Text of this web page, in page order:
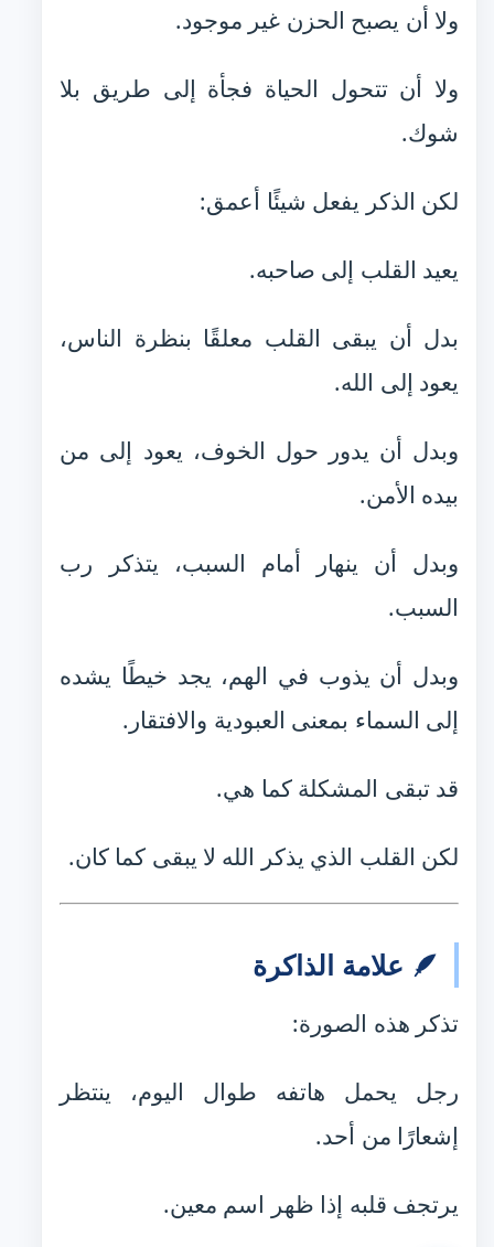
ولا أن يصبح الحزن غير موجود.
ولا أن تتحول الحياة فجأة إلى طريق بلا
شوك.
لكن الذكر يفعل شيئًا أعمق:
يعيد القلب إلى صاحبه.
بدل أن يبقى القلب معلقًا بنظرة الناس،
يعود إلى الله.
وبدل أن يدور حول الخوف، يعود إلى من
بيده الأمن.
وبدل أن ينهار أمام السبب، يتذكر رب
السبب.
وبدل أن يذوب في الهم، يجد خيطًا يشده
إلى السماء بمعنى العبودية والافتقار.
قد تبقى المشكلة كما هي.
لكن القلب الذي يذكر الله لا يبقى كما كان.
🪶 علامة الذاكرة
تذكر هذه الصورة:
رجل يحمل هاتفه طوال اليوم، ينتظر
إشعارًا من أحد.
يرتجف قلبه إذا ظهر اسم معين.